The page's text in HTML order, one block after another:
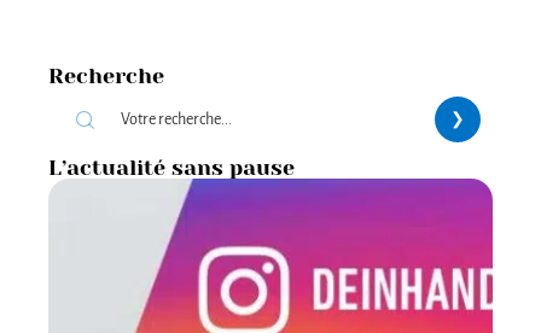
Recherche
L’actualité sans pause